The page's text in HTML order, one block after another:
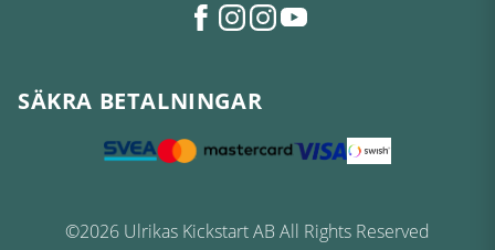
SÄKRA BETALNINGAR
©2026 Ulrikas Kickstart AB All Rights Reserved